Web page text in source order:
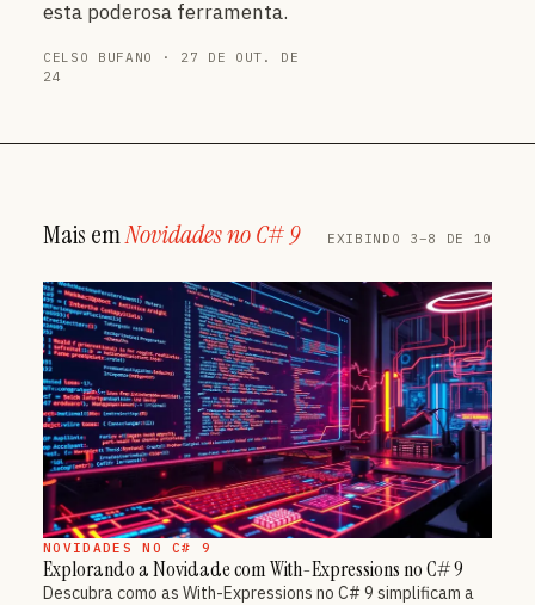
esta poderosa ferramenta.
CELSO BUFANO · 27 DE OUT. DE
24
Mais emNovidades no C# 9 EXIBINDO 3–8 DE 10
NOVIDADES NO C# 9
Explorando a Novidade com With-Expressions no C# 9
Descubra como as With-Expressions no C# 9 simplificam a